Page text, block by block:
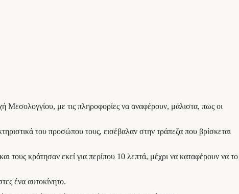
με τις πληροφορίες να αναφέρουν, μάλιστα, πως οι
του προσώπου τους, εισέβαλαν στην τράπεζα που βρίσκεται
τους κράτησαν εκεί για περίπου 10 λεπτά, μέχρι να καταφέρουν να το
ένα αυτοκίνητο.